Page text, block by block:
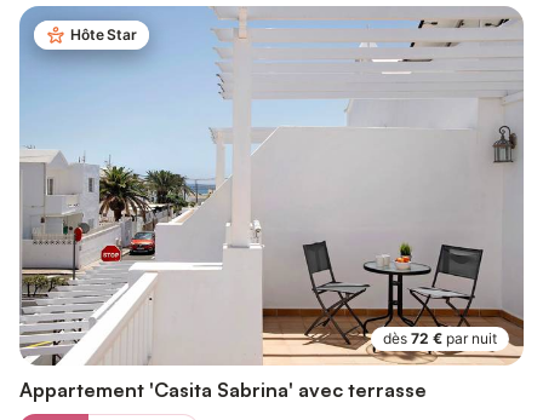
Hôte Star
dès 72 € par nuit
Appartement 'Casita Sabrina' avec terrasse